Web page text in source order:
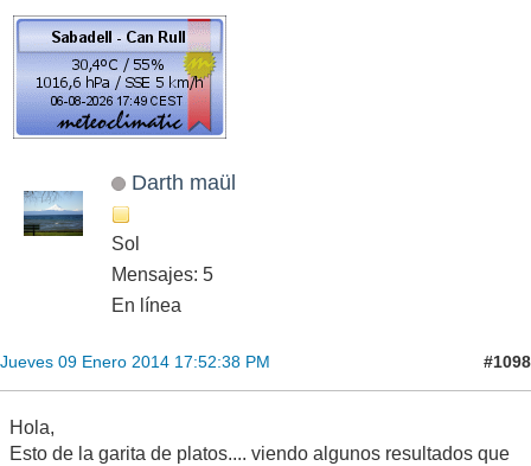
Darth maül
Sol
Mensajes: 5
En línea
Jueves 09 Enero 2014 17:52:38 PM #1098
Hola,
Esto de la garita de platos.... viendo algunos resultados que